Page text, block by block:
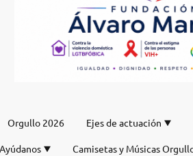
Orgullo 2026 Ejes de actuación
Ayúdanos